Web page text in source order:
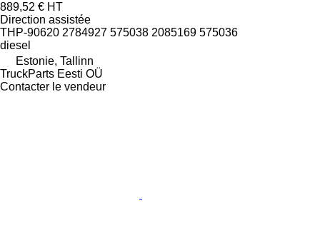
889,52 € HT
Direction assistée
THP-90620 2784927 575038 2085169 575036
diesel
Estonie, Tallinn
TruckParts Eesti OÜ
Contacter le vendeur